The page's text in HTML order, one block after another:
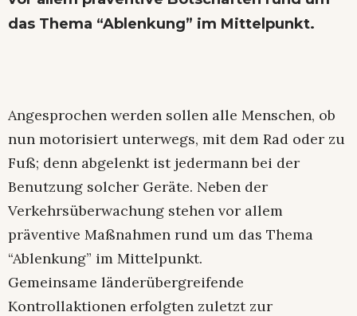
das Thema “Ablenkung” im Mittelpunkt.
Angesprochen werden sollen alle Menschen, ob
nun motorisiert unterwegs, mit dem Rad oder zu
Fuß; denn abgelenkt ist jedermann bei der
Benutzung solcher Geräte. Neben der
Verkehrsüberwachung stehen vor allem
präventive Maßnahmen rund um das Thema
“Ablenkung” im Mittelpunkt.
Gemeinsame länderübergreifende
Kontrollaktionen erfolgten zuletzt zur